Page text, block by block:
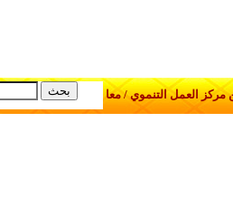
مركز العمل التنموي / معا